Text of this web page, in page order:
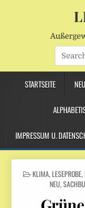
Search
for:
STARTSEITE NEU
IMPRESSUM U.
POSTED
KLIMA,LESEPROBE,
NEU,